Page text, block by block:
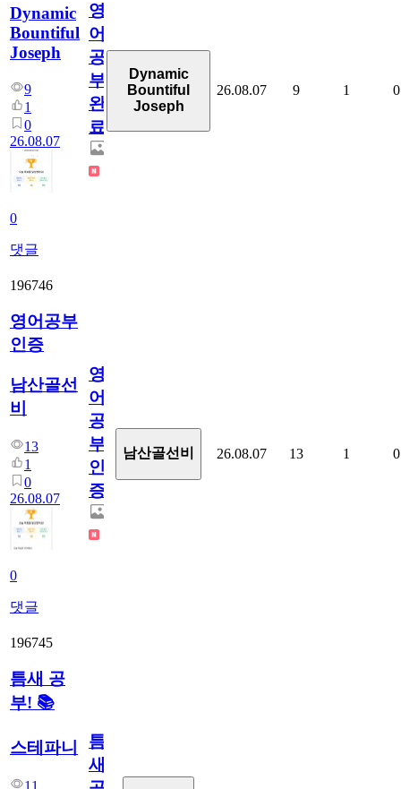
Dynamic
Bountiful
Joseph
9
1
0
26.08.07
0
댓글
영
어
공
부
완
료
Dynamic
Bountiful
Joseph
26.08.07 9 1 0
196746
영어공부
인증
남산골선
비
13
1
0
26.08.07
0
댓글
영
어
공
부
인
증
남산골선비 26.08.07 13 1 0
196745
틈새 공
부! 📚
스테파니
11
틈
새